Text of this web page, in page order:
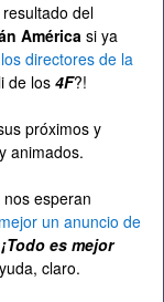
del
Américasi ya
directores de la
de los 4F?!
próximos y
animados.
esperan
un anuncio de
¡Todo es mejor
claro.